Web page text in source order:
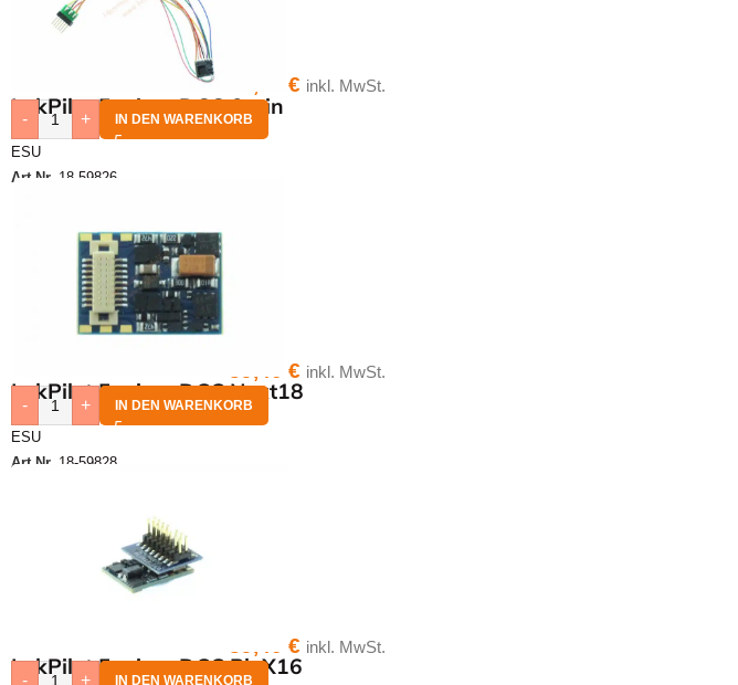
LokPilot 5 micro DCC 6-pin
ESU
Art.Nr. 18-59826
43,40€ inkl. MwSt.
-
+ IN DEN WARENKORB
LokPilot 5 micro DCC Next18
ESU
Art.Nr. 18-59828
39,40€ inkl. MwSt.
-
+ IN DEN WARENKORB
LokPilot 5 micro DCC PluX16
39,40€ inkl. MwSt.
-
+ IN DEN WARENKORB